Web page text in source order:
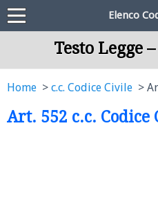
Elenco
Testo Legge
Home c.c. Codice Civile
Art. 552 c.c. Codice